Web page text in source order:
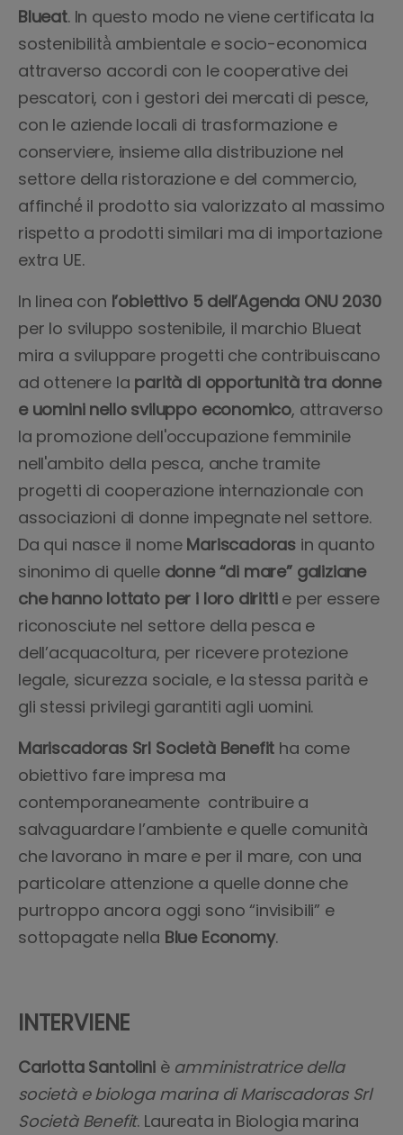
Blueat. In questo modo ne viene certificata la
sostenibilità̀ ambientale e socio-economica
attraverso accordi con le cooperative dei
pescatori, con i gestori dei mercati di pesce,
con le aziende locali di trasformazione e
conserviere, insieme alla distribuzione nel
settore della ristorazione e del commercio,
affinché́ il prodotto sia valorizzato al massimo
rispetto a prodotti similari ma di importazione
extra UE.
In linea con l’obiettivo 5 dell’Agenda ONU 2030
per lo sviluppo sostenibile, il marchio Blueat
mira a sviluppare progetti che contribuiscano
ad ottenere la parità di opportunità tra donne
e uomini nello sviluppo economico, attraverso
la promozione dell'occupazione femminile
nell'ambito della pesca, anche tramite
progetti di cooperazione internazionale con
associazioni di donne impegnate nel settore.
Da qui nasce il nome Mariscadoras in quanto
sinonimo di quelle donne “di mare” galiziane
che hanno lottato per i loro dirittie per essere
riconosciute nel settore della pesca e
dell’acquacoltura, per ricevere protezione
legale, sicurezza sociale, e la stessa parità e
gli stessi privilegi garantiti agli uomini.
Mariscadoras Srl Società Benefit ha come
obiettivo fare impresa ma
contemporaneamente contribuire a
salvaguardare l’ambiente e quelle comunità
che lavorano in mare e per il mare, con una
particolare attenzione a quelle donne che
purtroppo ancora oggi sono “invisibili” e
sottopagate nella Blue Economy.
INTERVIENE
Carlotta Santoliniè amministratrice della
società e biologa marina di Mariscadoras Srl
Società Benefit. Laureata in Biologia marina